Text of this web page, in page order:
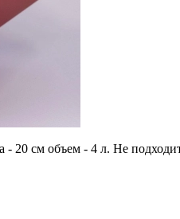
20 см объем - 4 л. Не